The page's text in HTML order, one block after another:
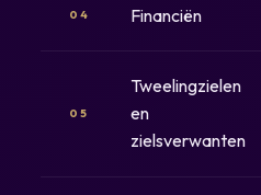
04 Financiën
05
Tweelingzielen
en
zielsverwanten